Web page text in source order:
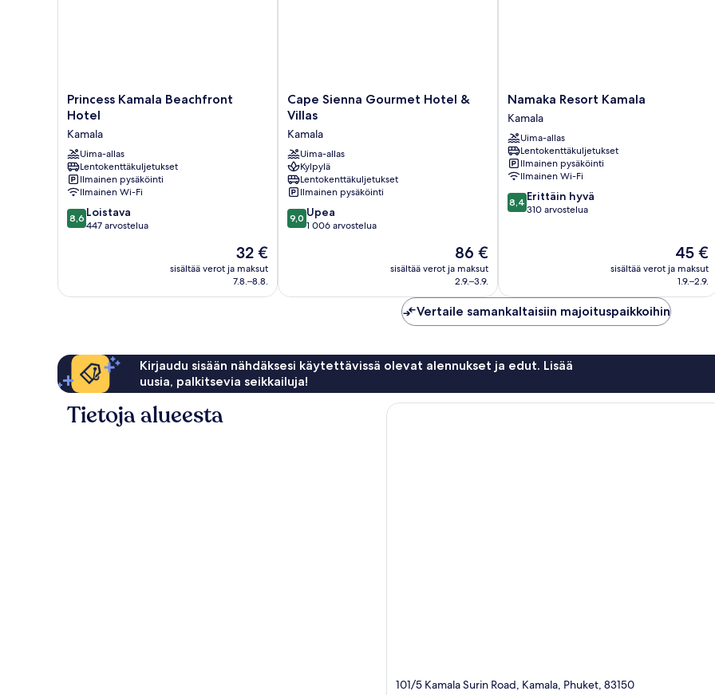
Princess
Kamala
Hotel
Kamala
Princess Kamala Beachfront
Hotel
Kamala
Uima-allas
Lentokenttäkuljetukset
Ilmainen pysäköinti
Ilmainen Wi-Fi
8.6
kautta
8,6 Loistava
447 arvostelua
Hinta
on
32 €
32 €
sisältää verot ja maksut
7.8.–8.8.
Cape
Sienna
Hotel
&
Villas
Kamala
Cape Sienna Gourmet Hotel &
Villas
Kamala
Uima-allas
Kylpylä
Lentokenttäkuljetukset
Ilmainen pysäköinti
9.0
kautta
9,0 Upea
1 006 arvostelua
Hinta
on
86 €
86 €
sisältää verot ja maksut
2.9.–3.9.
Namaka
Resort
Kamala
Kamala
Namaka Resort Kamala
Kamala
Uima-allas
Lentokenttäkuljetukset
Ilmainen pysäköinti
Ilmainen Wi-Fi
8.4
kautta
8,4 Erittäin hyvä
310 arvostelua
Hinta
on
45 €
45 €
sisältää verot ja maksut
1.9.–2.9.
Vertaile samankaltaisiin majoituspaikkoihin
Kirjaudu sisään nähdäksesi käytettävissä olevat alennukset ja edut. Lisää
uusia, palkitsevia seikkailuja!
Tietoja alueesta
101/5 Kamala Surin Road, Kamala, Phuket, 83150